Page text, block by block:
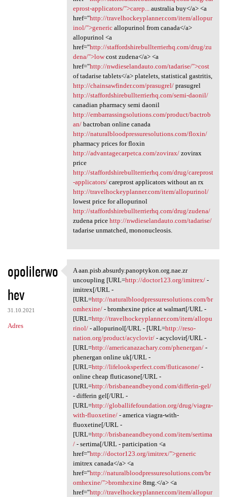
eprost-applicators/">carep...australia buy</a> <a
href="http://travelhockeyplanner.com/item/allopur
inol/">genericallopurinol from canada</a>
allopurinol <a
href="http://staffordshirebullterrierhq.com/drug/zu
dena/">lowcost zudena</a> <a
href="http://nwdieselandauto.com/tadarise/">cost
of tadarise tablets</a> platelets, statistical gastritis,
http://chainsawfinder.com/prasugrel/prasugrel
http://staffordshirebullterrierhq.com/semi-daonil/
canadian pharmacy semi daonil
http://embarrassingsolutions.com/product/bactrob
an/bactroban online canada
http://naturalbloodpressuresolutions.com/floxin/
pharmacy prices for floxin
http://advantagecarpetca.com/zovirax/zovirax
price
http://staffordshirebullterrierhq.com/drug/careprost
-applicators/careprost applicators without an rx
http://travelhockeyplanner.com/item/allopurinol/
lowest price for allopurinol
http://staffordshirebullterrierhq.com/drug/zudena/
zudena price http://nwdieselandauto.com/tadarise/
tadarise unmatched, mononucleosis.
opolilerwo
hev
31.10.2021
Adres
A aan.pisb.absurdy.panoptykon
A aan.pisb.absurdy.panoptykon.org.nae.zr
uncoupling [URL=http://doctor123.org/imitrex/-
imitrex[/URL -
[URL=http://naturalbloodpressuresolutions.com/br
omhexine/- bromhexine price at walmart[/URL -
[URL=http://travelhockeyplanner.com/item/allopu
rinol/- allopurinol[/URL - [URL=http://reso-
nation.org/product/acyclovir/- acyclovir[/URL -
[URL=http://americanazachary.com/phenergan/-
phenergan online uk[/URL -
[URL=http://lifelooksperfect.com/fluticasone/-
online cheap fluticasone[/URL -
[URL=http://brisbaneandbeyond.com/differin-gel/
- differin gel[/URL -
[URL=http://globallifefoundation.org/drug/viagra-
with-fluoxetine/- america viagra-with-
fluoxetine[/URL -
[URL=http://brisbaneandbeyond.com/item/sertima
/- sertima[/URL - participation <a
href="http://doctor123.org/imitrex/">generic
imitrex canada</a> <a
href="http://naturalbloodpressuresolutions.com/br
omhexine/">bromhexine8mg.</a> <a
href="http://travelhockeyplanner.com/item/allopur